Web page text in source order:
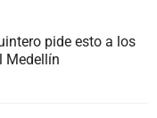
pide esto a los
Medellín